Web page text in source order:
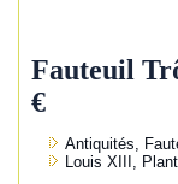
Fauteuil
€
Antiquités,
Louis XIII,